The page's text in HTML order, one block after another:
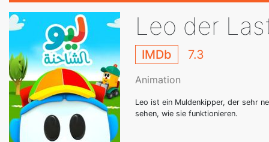
Leo der
IMDb 7.3
Animation
Leo ist ein Muldenkipper, der sehr
sehen, wie sie funktionieren.